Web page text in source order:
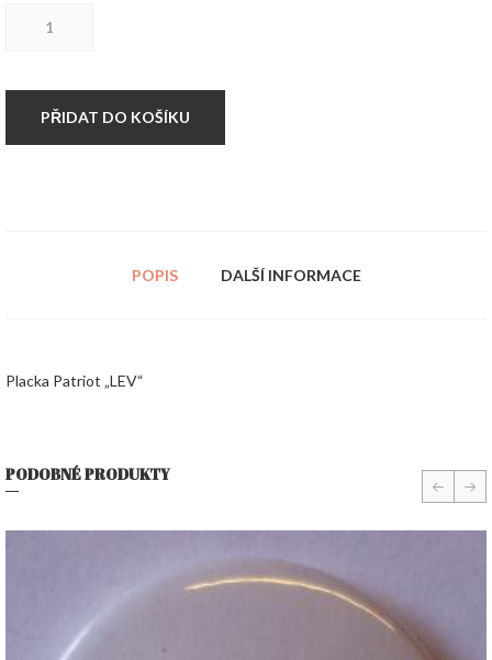
Patriot
PŘIDAT DO KOŠÍKU
POPIS DALŠÍ INFORMACE
Placka Patriot „LEV“
PODOBNÉ PRODUKTY prev